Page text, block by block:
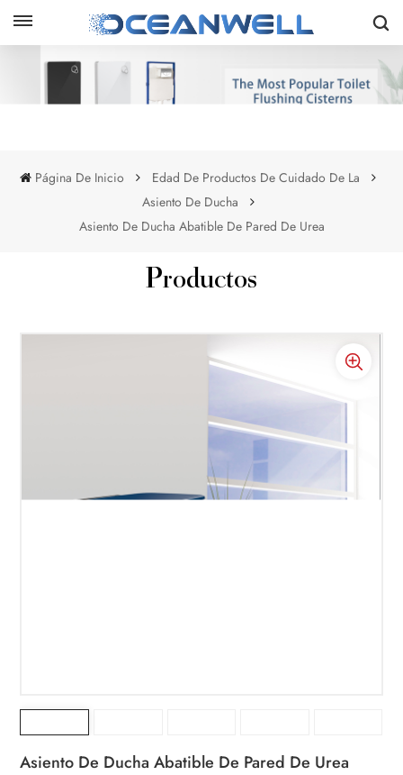
Página De Inicio
Edad De Productos De Cuidado De La
Asiento De Ducha
Asiento De Ducha Abatible De Pared De Urea
Productos
Asiento De Ducha Abatible De Pared De Urea